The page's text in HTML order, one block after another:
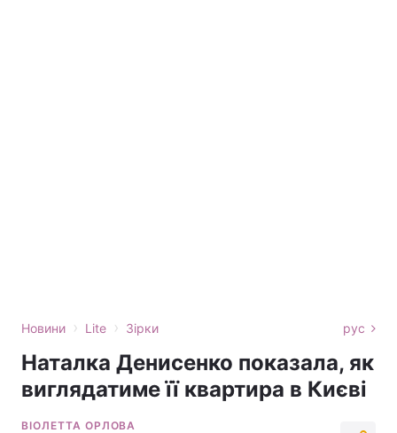
Новини › Lite › Зірки рус
Наталка Денисенко показала, як
виглядатиме її квартира в Києві
ВІОЛЕТТА ОРЛОВА